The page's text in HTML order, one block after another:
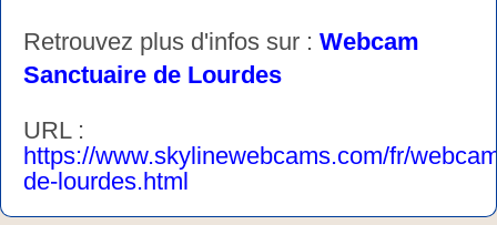
Retrouvez plus d'infos sur : Webcam
Sanctuaire de Lourdes
URL :
https://www.skylinewebcams.com/fr/
de-lourdes.html